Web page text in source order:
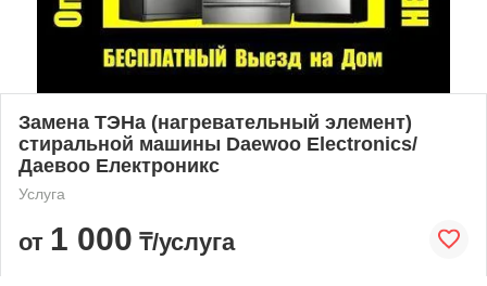
Замена ТЭНа (нагревательный элемент)
стиральной машины Daewoo Electronics/
Даевоо Електроникс
Услуга
от 1 000 ₸/услуга